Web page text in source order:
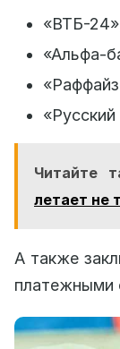
«ВТБ-
«Альфа-
Читайте
летает не
А также
платежными